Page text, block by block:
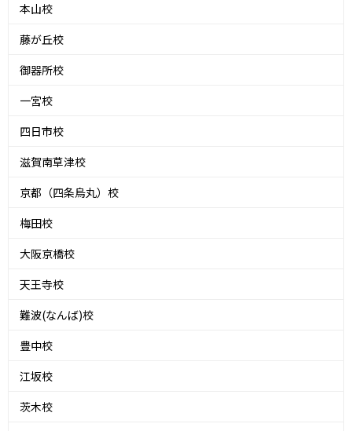
本山校
藤が丘校
御器所校
一宮校
四日市校
滋賀南草津校
京都（四条烏丸）校
梅田校
大阪京橋校
天王寺校
難波(なんば)校
豊中校
江坂校
茨木校